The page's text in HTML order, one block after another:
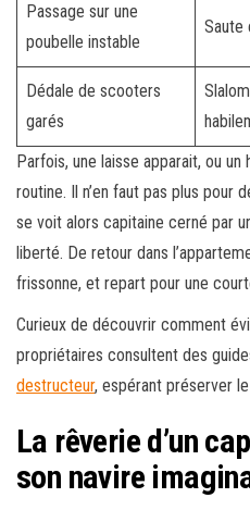
Passage sur une
poubelle instable
Saute
Dédale de scooters
garés
Parfois, une laisse apparait, ou
routine. Il n’en faut pas plus pour
se voit alors capitaine cerné par
liberté. De retour dans
frissonne, et repart pour une
Curieux de découvrir comment
propriétaires consultent des
destructeur, espérant préserver
La rêverie d’un
son navire